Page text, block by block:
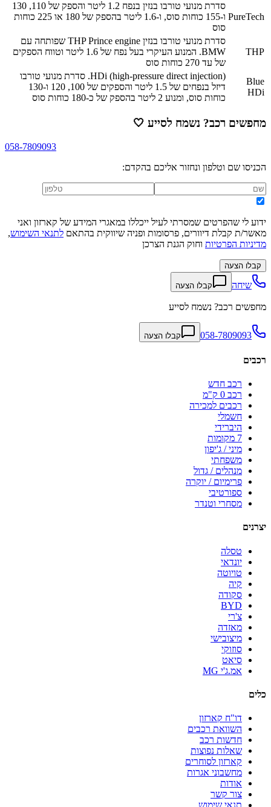
PureTech
סדרת מנועי טורבו בנזין בנפח 1.2 ליטר והספק של 110, 130
ו-155 כוחות סוס, ו-1.6 ליטר בהספק של 180 או 225 כוחות
סוס
THP
סדרת מנועי טורבו בנזין THP Prince engine שפותחה עם
BMW. המנוע העיקרי בעל נפח של 1.6 ליטר וטווח הספקים
של עד 270 כוחות סוס
Blue
HDi
HDi (high-pressure direct injection). סדרת מנועי טורבו
דיזל בנפחים של 1.5 ליטר והספקים של 100, 120 ו-130
כוחות סוס, ומנוע 2 ליטר בהספק של כ-180 כוחות סוס
מחפשים רכב? נשמח לסייע 🤍
058-7809093
הכניסו שם וטלפון ונחזור אליכם בהקדם:
ידוע לי שהפרטים שמסרתי לעיל ייכללו במאגרי המידע של קארזון ואני
מאשר/ת קבלת דיוורים, פרסומות ופניה שיווקית בהתאם לתנאי השימוש,
מדיניות הפרטיות וחוק הגנת הצרכן
קבלו הצעה
שיחה קבלו הצעה
מחפשים רכב? נשמח לסייע
058-7809093 קבלו הצעה
רכבים
רכב חדש
רכב 0 ק"מ
רכבים למכירה
חשמלי
היברידי
7 מקומות
מיני / ג'יפון
משפחתי
מנהלים / גדול
פרימיום / יוקרה
ספורטיבי
מסחרי וטנדר
יצרנים
טסלה
יונדאי
טויוטה
קיה
סקודה
BYD
צ'רי
מאזדה
מיצובישי
סוזוקי
סיאט
אמ.ג'י MG
כלים
דו"ח קארזון
השוואת רכבים
חדשות רכב
שאלות נפוצות
קארזון לסוחרים
מחשבוני אגרות
אודות
צור קשר